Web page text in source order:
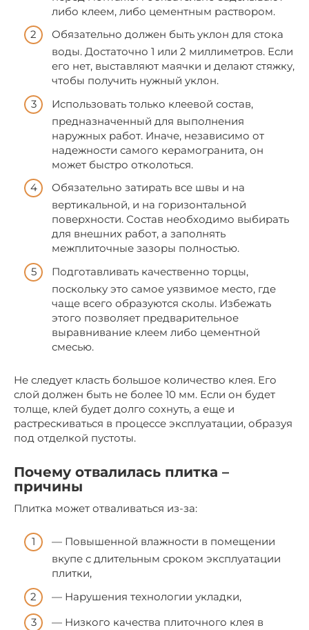
либо клеем, либо цементным раствором.
Обязательно должен быть уклон для стока
воды. Достаточно 1 или 2 миллиметров. Если
его нет, выставляют маячки и делают стяжку,
чтобы получить нужный уклон.
Использовать только клеевой состав,
предназначенный для выполнения
наружных работ. Иначе, независимо от
надежности самого керамогранита, он
может быстро отколоться.
Обязательно затирать все швы и на
вертикальной, и на горизонтальной
поверхности. Состав необходимо выбирать
для внешних работ, а заполнять
межплиточные зазоры полностью.
Подготавливать качественно торцы,
поскольку это самое уязвимое место, где
чаще всего образуются сколы. Избежать
этого позволяет предварительное
выравнивание клеем либо цементной
смесью.
Не следует класть большое количество клея. Его
слой должен быть не более 10 мм. Если он будет
толще, клей будет долго сохнуть, а еще и
растрескиваться в процессе эксплуатации, образуя
под отделкой пустоты.
Почему отвалилась плитка –
причины
Плитка может отваливаться из-за:
— Повышенной влажности в помещении
вкупе с длительным сроком эксплуатации
плитки,
— Нарушения технологии укладки,
— Низкого качества плиточного клея в